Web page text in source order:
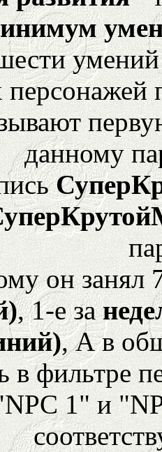
данному
он
, 1-е за
, А в
в фильтре
1" и